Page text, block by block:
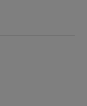
veld in en